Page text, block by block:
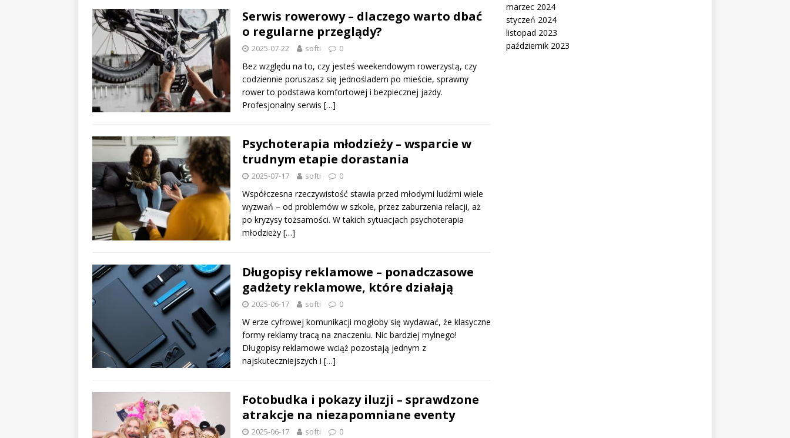
Serwis rowerowy – dlaczego warto dbać
o regularne przeglądy?
2025-07-22 softi 0
Bez względu na to, czy jesteś weekendowym rowerzystą, czy
codziennie poruszasz się jednośladem po mieście, sprawny
rower to podstawa komfortowej i bezpiecznej jazdy.
Profesjonalny serwis […]
Psychoterapia młodzieży – wsparcie w
trudnym etapie dorastania
2025-07-17 softi 0
Współczesna rzeczywistość stawia przed młodymi ludźmi wiele
wyzwań – od problemów w szkole, przez zaburzenia relacji, aż
po kryzysy tożsamości. W takich sytuacjach psychoterapia
młodzieży […]
Długopisy reklamowe – ponadczasowe
gadżety reklamowe, które działają
2025-06-17 softi 0
W erze cyfrowej komunikacji mogłoby się wydawać, że klasyczne
formy reklamy tracą na znaczeniu. Nic bardziej mylnego!
Długopisy reklamowe wciąż pozostają jednym z
najskuteczniejszych i […]
Fotobudka i pokazy iluzji – sprawdzone
atrakcje na niezapomniane eventy
2025-06-17 softi 0
marzec 2024
styczeń 2024
listopad 2023
październik 2023